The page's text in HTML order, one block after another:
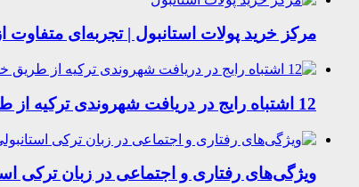
مرکز خرید پولات استانبول | تجربه‌ای
12 اشتباه رایج در دریافت شهروندی ترکیه از طریق خرید ملک
ویژگی‌های رفتاری و اجتماعی در زبان ترکی